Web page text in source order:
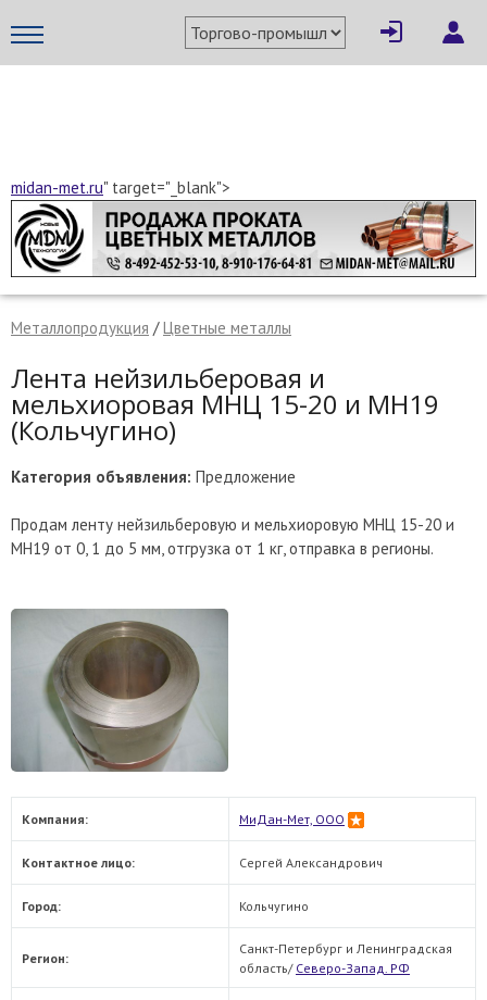
midan-met.ru" target="_blank">
Металлопродукция /Цветные металлы
Лента нейзильберовая и
мельхиоровая МНЦ 15-20 и МН19
(Кольчугино)
Категория объявления: Предложение
Продам ленту нейзильберовую и мельхиоровую МНЦ 15-20 и
МН19 от 0, 1 до 5 мм, отгрузка от 1 кг, отправка в регионы.
× Написать поставщику
Отмена
Компания: МиДан-Мет, ООО
Контактное лицо: Сергей Александрович
Город: Кольчугино
Регион:
Санкт-Петербург и Ленинградская
область/ Северо-Запад. РФ